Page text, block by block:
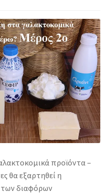
προϊόντα –
θα εξαρτηθεί η
των διαφόρων